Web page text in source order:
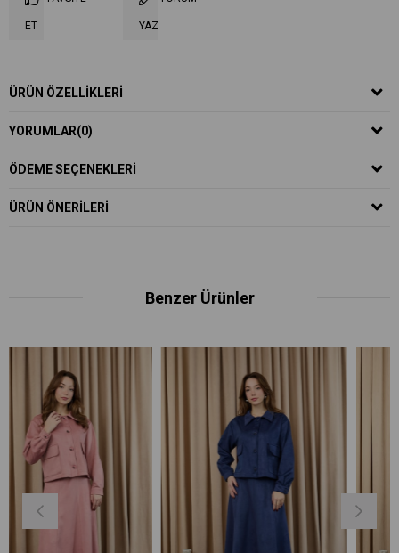
ET YAZ
ÜRÜN ÖZELLIKLERI
YORUMLAR(0)
ÖDEME SEÇENEKLERI
ÜRÜN ÖNERILERI
Benzer Ürünler